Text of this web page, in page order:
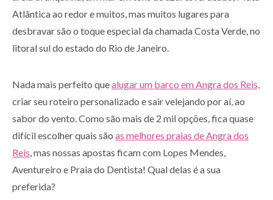
Atlântica ao redor e muitos, mas muitos lugares para
desbravar são o toque especial da chamada Costa Verde, no
litoral sul do estado do Rio de Janeiro.
Nada mais perfeito quealugar um barco em Angra dos Reis,
criar seu roteiro personalizado e sair velejando por aí, ao
sabor do vento. Como são mais de 2 mil opções, fica quase
difícil escolher quais são as melhores praias de Angra dos
Reis, mas nossas apostas ficam com Lopes Mendes,
Aventureiro e Praia do Dentista! Qual delas é a sua
preferida?